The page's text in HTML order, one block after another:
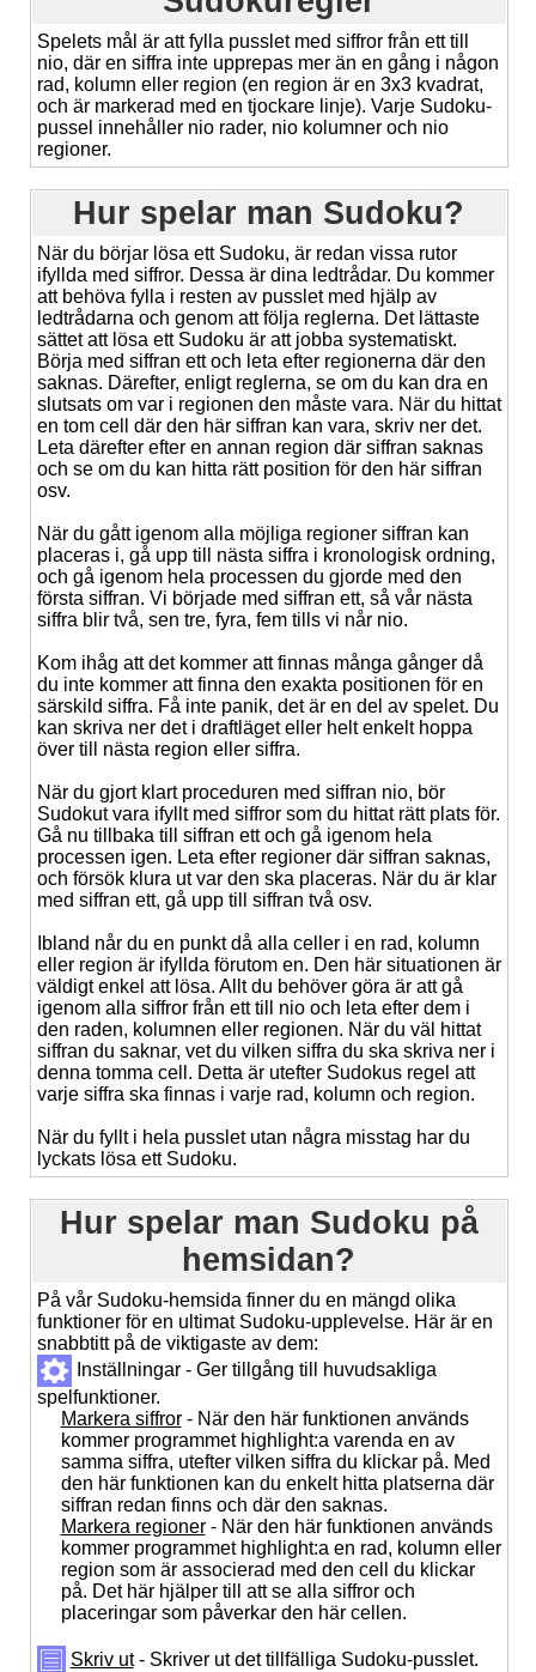
Spelets mål är att fylla pusslet med siffror från ett till
nio, där en siffra inte upprepas mer än en gång i någon
rad, kolumn eller region (en region är en 3x3 kvadrat,
och är markerad med en tjockare linje). Varje Sudoku-
pussel innehåller nio rader, nio kolumner och nio
regioner.
Hur spelar man Sudoku?
När du börjar lösa ett Sudoku, är redan vissa rutor
ifyllda med siffror. Dessa är dina ledtrådar. Du kommer
att behöva fylla i resten av pusslet med hjälp av
ledtrådarna och genom att följa reglerna. Det lättaste
sättet att lösa ett Sudoku är att jobba systematiskt.
Börja med siffran ett och leta efter regionerna där den
saknas. Därefter, enligt reglerna, se om du kan dra en
slutsats om var i regionen den måste vara. När du hittat
en tom cell där den här siffran kan vara, skriv ner det.
Leta därefter efter en annan region där siffran saknas
och se om du kan hitta rätt position för den här siffran
osv.
När du gått igenom alla möjliga regioner siffran kan
placeras i, gå upp till nästa siffra i kronologisk ordning,
och gå igenom hela processen du gjorde med den
första siffran. Vi började med siffran ett, så vår nästa
siffra blir två, sen tre, fyra, fem tills vi når nio.
Kom ihåg att det kommer att finnas många gånger då
du inte kommer att finna den exakta positionen för en
särskild siffra. Få inte panik, det är en del av spelet. Du
kan skriva ner det i draftläget eller helt enkelt hoppa
över till nästa region eller siffra.
När du gjort klart proceduren med siffran nio, bör
Sudokut vara ifyllt med siffror som du hittat rätt plats för.
Gå nu tillbaka till siffran ett och gå igenom hela
processen igen. Leta efter regioner där siffran saknas,
och försök klura ut var den ska placeras. När du är klar
med siffran ett, gå upp till siffran två osv.
Ibland når du en punkt då alla celler i en rad, kolumn
eller region är ifyllda förutom en. Den här situationen är
väldigt enkel att lösa. Allt du behöver göra är att gå
igenom alla siffror från ett till nio och leta efter dem i
den raden, kolumnen eller regionen. När du väl hittat
siffran du saknar, vet du vilken siffra du ska skriva ner i
denna tomma cell. Detta är utefter Sudokus regel att
varje siffra ska finnas i varje rad, kolumn och region.
När du fyllt i hela pusslet utan några misstag har du
lyckats lösa ett Sudoku.
Hur spelar man Sudoku på
hemsidan?
På vår Sudoku-hemsida finner du en mängd olika
funktioner för en ultimat Sudoku-upplevelse. Här är en
snabbtitt på de viktigaste av dem:
Inställningar - Ger tillgång till huvudsakliga
spelfunktioner.
Markera siffror- När den här funktionen används
kommer programmet highlight:a varenda en av
samma siffra, utefter vilken siffra du klickar på. Med
den här funktionen kan du enkelt hitta platserna där
siffran redan finns och där den saknas.
Markera regioner- När den här funktionen används
kommer programmet highlight:a en rad, kolumn eller
region som är associerad med den cell du klickar
på. Det här hjälper till att se alla siffror och
placeringar som påverkar den här cellen.
Skriv ut- Skriver ut det tillfälliga Sudoku-pusslet.